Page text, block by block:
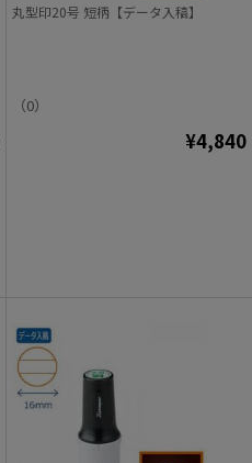
丸型印20号 短柄【データ入稿】
（0）
¥4,840